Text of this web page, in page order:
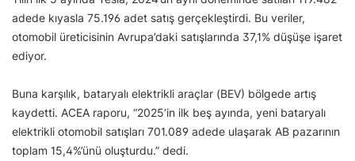
adede kıyasla 75.196 adet satış gerçekleştirdi. Bu veriler,
otomobil üreticisinin Avrupa’daki satışlarında 37,1% düşüşe işaret
ediyor.
Buna karşılık, bataryalı elektrikli araçlar (BEV) bölgede artış
kaydetti. ACEA raporu, “2025’in ilk beş ayında, yeni bataryalı
elektrikli otomobil satışları 701.089 adede ulaşarak AB pazarının
toplam 15,4%’ünü oluşturdu.” dedi.